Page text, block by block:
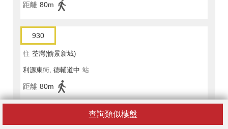
查詢類似樓盤
距離 80m
930
往 荃灣(愉景新城)
利源東街, 德輔道中 站
距離 80m